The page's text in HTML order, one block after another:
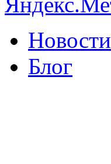
Новости
Блог